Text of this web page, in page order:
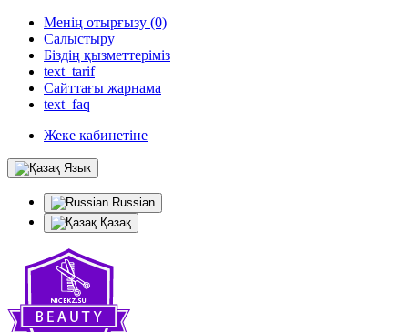
Менің отырғызу (0)
Салыстыру
Біздің қызметтеріміз
text_tarif
Сайттағы жарнама
text_faq
Жеке кабинетіне
Язык
Russian
Қазақ